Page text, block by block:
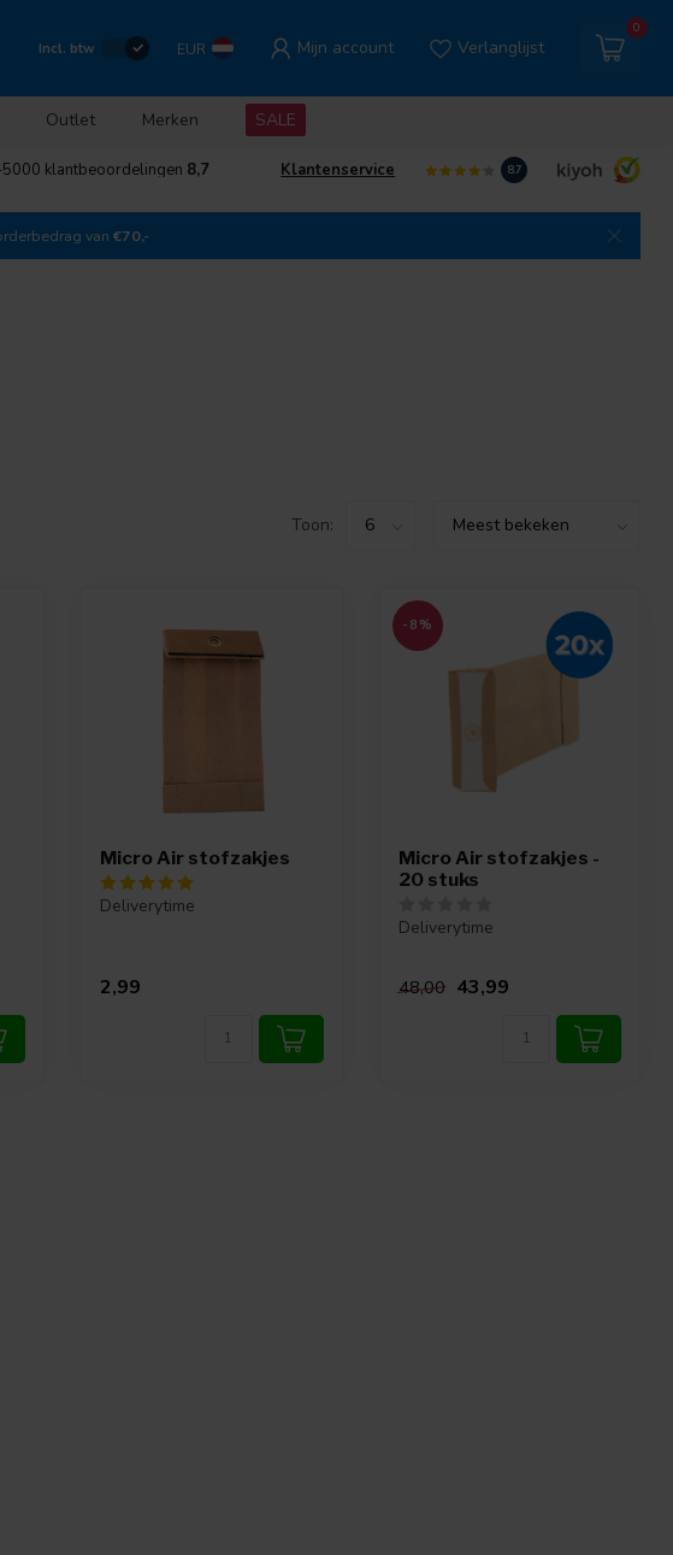
Incl. btw EUR Mijn account Verlanglijst
0
Outlet Merken SALE
klantbeoordelingen 8,7 Klantenservice 8.7
van €70,-
Toon:
Micro Air stofzakjes
Deliverytime
2,99
-8%
Micro Air stofzakjes -
20 stuks
Deliverytime
48,00 43,99